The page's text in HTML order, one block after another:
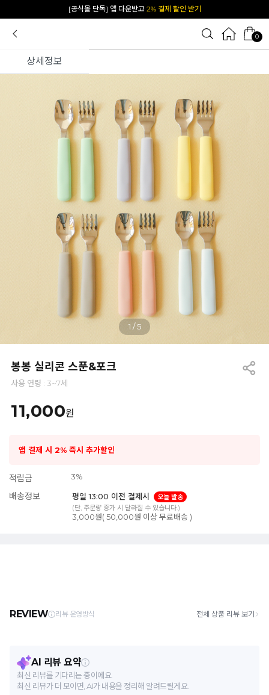
카카오 플친 추가하면1천원 즉시 할인 쿠폰
0
상세정보
1 /5
봉봉 실리콘 스푼&포크
사용 연령 : 3~7세
11,000원
앱 결제 시 2% 즉시 추가할인
적립금 3%
배송정보 평일 13:00 이전 결제시
오늘 발송
(단, 주문량 증가 시 달라질 수 있습니다.)
3,000원( 50,000원 이상 무료배송 )